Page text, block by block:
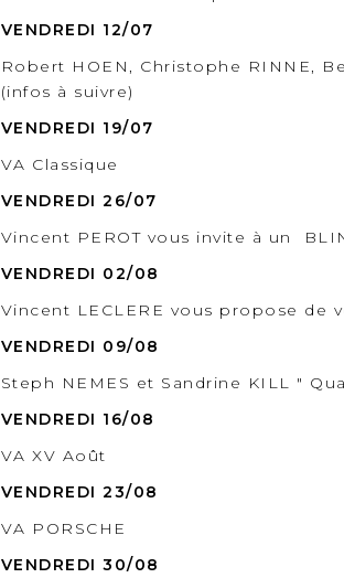
VENDREDI 12/07
Robert HOEN, Christophe RINNE,
(infos à suivre)
VENDREDI 19/07
VA Classique
VENDREDI 26/07
Vincent PEROT vous invite à un
VENDREDI 02/08
Vincent LECLERE vous propose de
VENDREDI 09/08
Steph NEMES et Sandrine KILL "
VENDREDI 16/08
VA XV Août
VENDREDI 23/08
VA PORSCHE
VENDREDI 30/08